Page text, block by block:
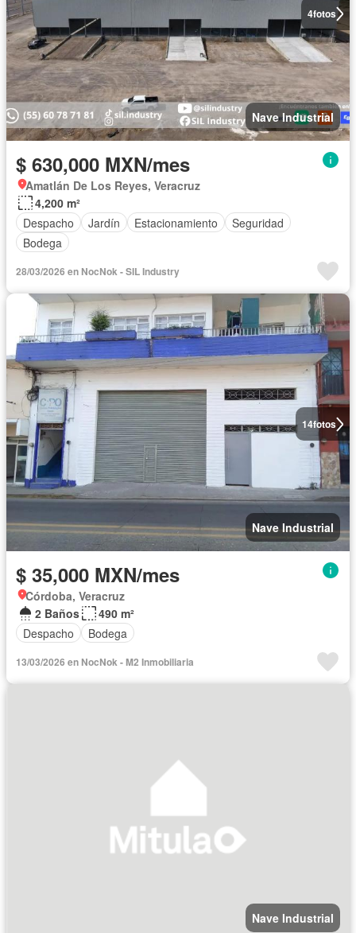
4fotos
Nave Industrial
$ 630,000 MXN/mes
Amatlán De Los Reyes, Veracruz
4,200 m²
Despacho
Jardín Estacionamiento
Seguridad
Bodega
28/03/2026 en NocNok - SIL Industry
14fotos
Nave Industrial
$ 35,000 MXN/mes
Córdoba, Veracruz
2 Baños
490 m²
Despacho
Bodega
13/03/2026 en NocNok - M2 Inmobiliaria
Nave Industrial